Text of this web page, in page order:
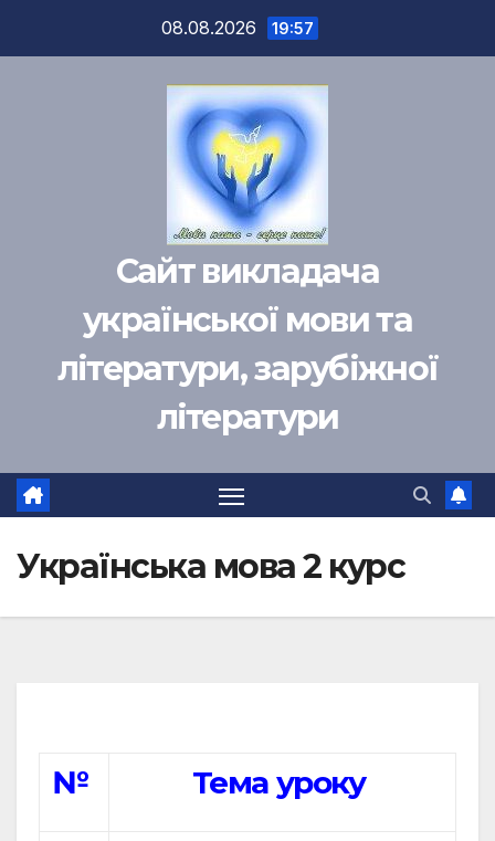
08.08.2026 19:57
Сайт викладача
української мови та
літератури, зарубіжної
літератури
Українська мова 2 курс
№ Тема уроку